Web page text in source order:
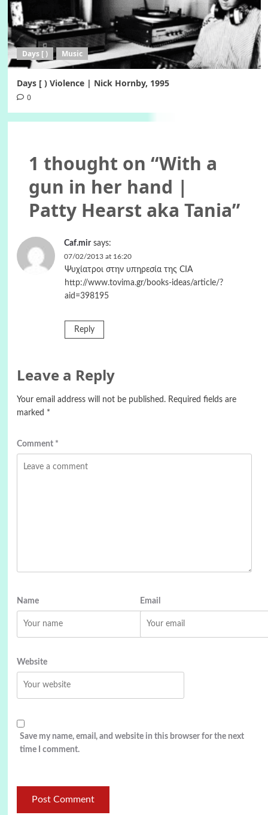
Days [ ) Music
Days [ ) Violence | Nick Hornby, 1995
0
1 thought on “With a
gun in her hand |
Patty Hearst aka Tania”
Caf.mir says:
07/02/2013 at 16:20
Ψυχίατροι στην υπηρεσία της CΙΑ
http://www.tovima.gr/books-ideas/article/?
aid=398195
Reply
Leave a Reply
Your email address will not be published. Required fields are
marked *
Comment *
Name Email
Website
Save my name, email, and website in this browser for the next
time I comment.